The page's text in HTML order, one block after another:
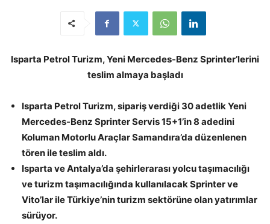
Isparta Petrol Turizm, Yeni Mercedes-Benz Sprinter’lerini
teslim almaya başladı
Isparta Petrol Turizm, sipariş verdiği 30 adetlik Yeni
Mercedes-Benz Sprinter Servis 15+1’in 8 adedini
Koluman Motorlu Araçlar Samandıra’da düzenlenen
tören ile teslim aldı.
Isparta ve Antalya’da şehirlerarası yolcu taşımacılığı
ve turizm taşımacılığında kullanılacak Sprinter ve
Vito’lar ile Türkiye’nin turizm sektörüne olan yatırımlar
sürüyor.